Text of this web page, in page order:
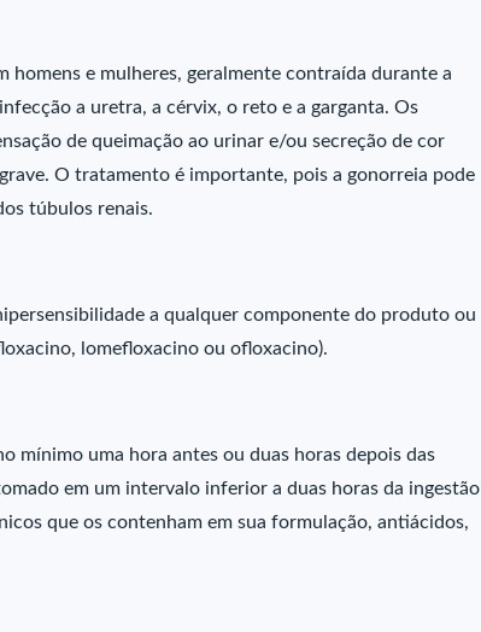
homens e mulheres, geralmente contraída durante a
a uretra, a cérvix, o reto e a garganta. Os
de queimação ao urinar e/ou secreção de cor
O tratamento é importante, pois a gonorreia pode
túbulos renais.
a qualquer componente do produto ou
lomefloxacino ou ofloxacino).
mínimo uma hora antes ou duas horas depois das
em um intervalo inferior a duas horas da ingestão
que os contenham em sua formulação, antiácidos,